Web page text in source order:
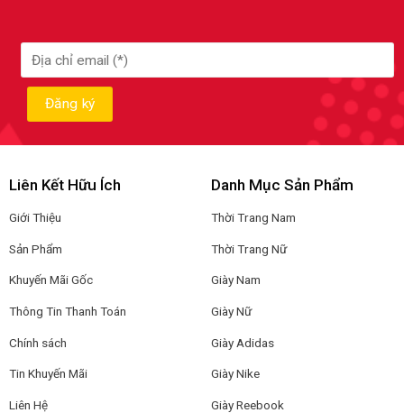
Liên Kết Hữu Ích
Giới Thiệu
Sản Phẩm
Khuyến Mãi Gốc
Thông Tin Thanh Toán
Chính sách
Tin Khuyến Mãi
Liên Hệ
Danh Mục Sản Phẩm
Thời Trang Nam
Thời Trang Nữ
Giày Nam
Giày Nữ
Giày Adidas
Giày Nike
Giày Reebook